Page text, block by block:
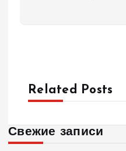
Related Posts
Свежие записи